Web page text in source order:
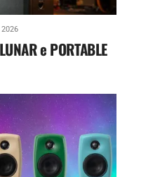
2026
e PORTABLE